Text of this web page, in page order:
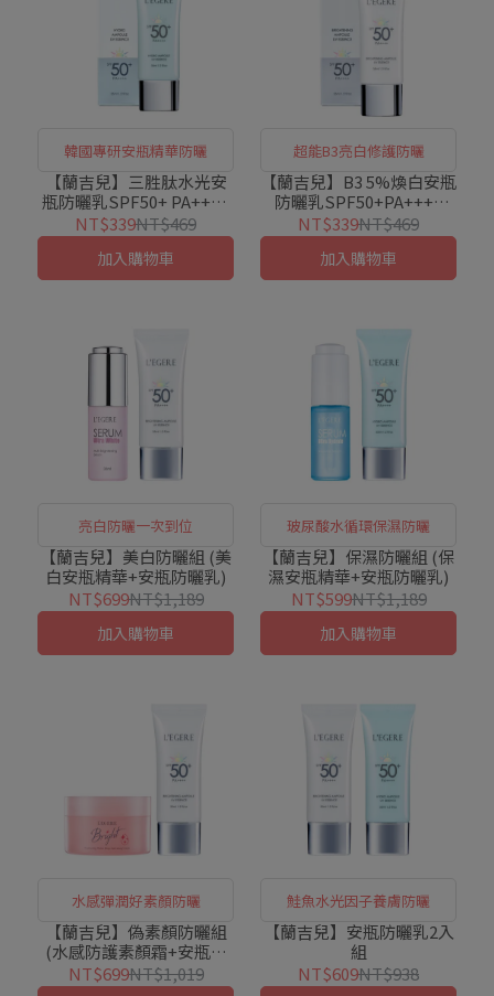
韓國專研安瓶精華防曬
【蘭吉兒】三胜肽水光安
瓶防曬乳SPF50+ PA++++
(35ml/支)
NT$339NT$469
加入購物車
超能B3亮白修護防曬
【蘭吉兒】B3 5%煥白安瓶
防曬乳SPF50+PA++++
(35ml/支)
NT$339NT$469
加入購物車
亮白防曬一次到位
【蘭吉兒】美白防曬組 (美
白安瓶精華+安瓶防曬乳)
NT$699NT$1,189
加入購物車
玻尿酸水循環保濕防曬
【蘭吉兒】保濕防曬組 (保
濕安瓶精華+安瓶防曬乳)
NT$599NT$1,189
加入購物車
水感彈潤好素顏防曬
【蘭吉兒】偽素顏防曬組
(水感防護素顏霜+安瓶防
曬乳)
NT$699NT$1,019
鮭魚水光因子養膚防曬
【蘭吉兒】安瓶防曬乳2入
組
NT$609NT$938